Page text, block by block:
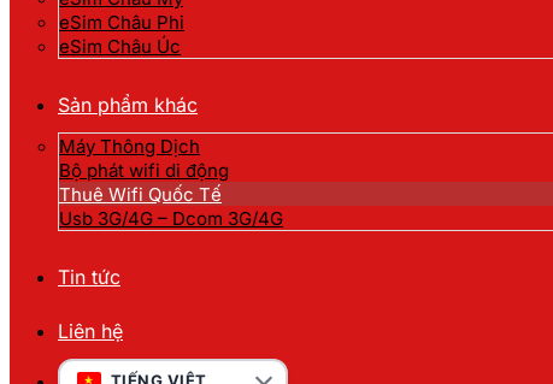
eSim Châu Phi
eSim Châu Úc
Sản phẩm khác
Máy Thông Dịch
Bộ phát wifi di động
Thuê Wifi Quốc Tế
Usb 3G/4G – Dcom 3G/4G
Tin tức
Liên hệ
TIẾNG VIỆT